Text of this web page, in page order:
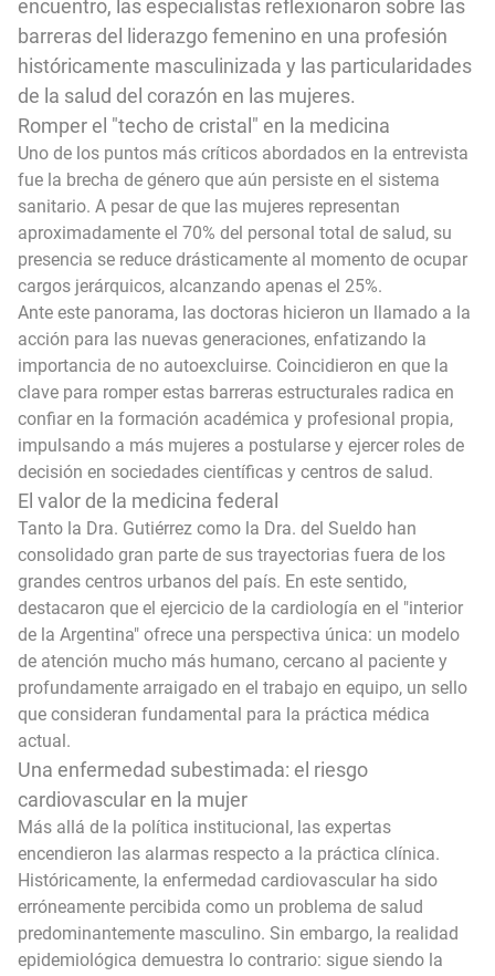
encuentro, las especialistas reflexionaron sobre las
barreras del liderazgo femenino en una profesión
históricamente masculinizada y las particularidades
de la salud del corazón en las mujeres.
Romper el "techo de cristal" en la medicina
Uno de los puntos más críticos abordados en la entrevista
fue la brecha de género que aún persiste en el sistema
sanitario. A pesar de que las mujeres representan
aproximadamente el 70% del personal total de salud, su
presencia se reduce drásticamente al momento de ocupar
cargos jerárquicos, alcanzando apenas el 25%.
Ante este panorama, las doctoras hicieron un llamado a la
acción para las nuevas generaciones, enfatizando la
importancia de no autoexcluirse. Coincidieron en que la
clave para romper estas barreras estructurales radica en
confiar en la formación académica y profesional propia,
impulsando a más mujeres a postularse y ejercer roles de
decisión en sociedades científicas y centros de salud.
El valor de la medicina federal
Tanto la Dra. Gutiérrez como la Dra. del Sueldo han
consolidado gran parte de sus trayectorias fuera de los
grandes centros urbanos del país. En este sentido,
destacaron que el ejercicio de la cardiología en el "interior
de la Argentina" ofrece una perspectiva única: un modelo
de atención mucho más humano, cercano al paciente y
profundamente arraigado en el trabajo en equipo, un sello
que consideran fundamental para la práctica médica
actual.
Una enfermedad subestimada: el riesgo
cardiovascular en la mujer
Más allá de la política institucional, las expertas
encendieron las alarmas respecto a la práctica clínica.
Históricamente, la enfermedad cardiovascular ha sido
erróneamente percibida como un problema de salud
predominantemente masculino. Sin embargo, la realidad
epidemiológica demuestra lo contrario: sigue siendo la